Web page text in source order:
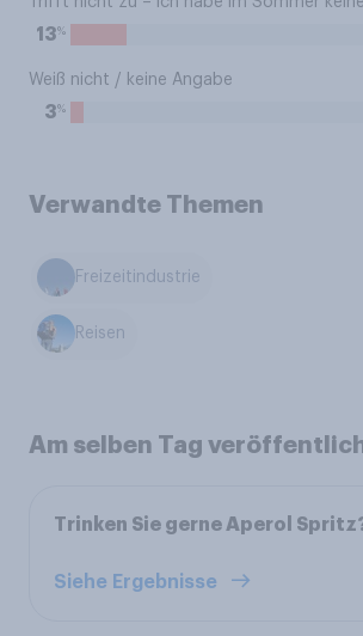
13%
Weiß nicht / keine Angabe
3%
Verwandte Themen
Freizeitindustrie
Reisen
Am selben Tag
Trinken Sie gerne Aperol
Siehe Ergebnisse